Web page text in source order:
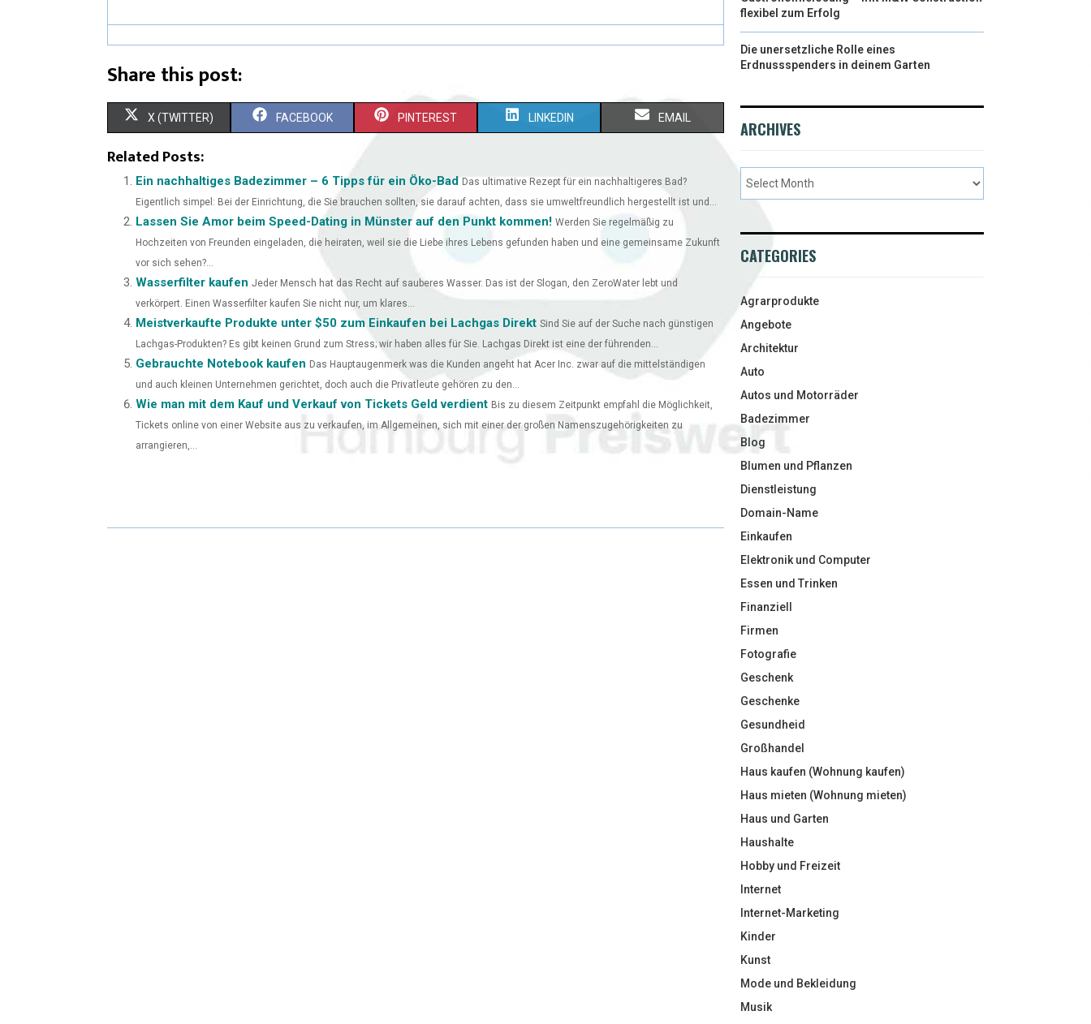
Share this post:
X (TWITTER) FACEBOOK PINTEREST LINKEDIN EMAIL
Related Posts:
Ein nachhaltiges Badezimmer – 6 Tipps für ein Öko-Bad Das ultimative Rezept für ein nachhaltigeres Bad?
Eigentlich simpel: Bei der Einrichtung, die Sie brauchen sollten, sie darauf achten, dass sie umweltfreundlich hergestellt ist und...
Lassen Sie Amor beim Speed-Dating in Münster auf den Punkt kommen! Werden Sie regelmäßig zu
Hochzeiten von Freunden eingeladen, die heiraten, weil sie die Liebe ihres Lebens gefunden haben und eine gemeinsame Zukunft
vor sich sehen?...
Wasserfilter kaufen Jeder Mensch hat das Recht auf sauberes Wasser. Das ist der Slogan, den ZeroWater lebt und
verkörpert. Einen Wasserfilter kaufen Sie nicht nur, um klares...
Meistverkaufte Produkte unter $50 zum Einkaufen bei Lachgas Direkt Sind Sie auf der Suche nach günstigen
Lachgas-Produkten? Es gibt keinen Grund zum Stress; wir haben alles für Sie. Lachgas Direkt ist eine der führenden...
Gebrauchte Notebook kaufen Das Hauptaugenmerk was die Kunden angeht hat Acer Inc. zwar auf die mittelständigen
und auch kleinen Unternehmen gerichtet, doch auch die Privatleute gehören zu den...
Wie man mit dem Kauf und Verkauf von Tickets Geld verdient Bis zu diesem Zeitpunkt empfahl die Möglichkeit,
Tickets online von einer Website aus zu verkaufen, im Allgemeinen, sich mit einer der großen Namenszugehörigkeiten zu
arrangieren,...
flexibel zum Erfolg
Die unersetzliche Rolle eines
Erdnussspenders in deinem Garten
ARCHIVES
CATEGORIES
Agrarprodukte
Angebote
Architektur
Auto
Autos und Motorräder
Badezimmer
Blog
Blumen und Pflanzen
Dienstleistung
Domain-Name
Einkaufen
Elektronik und Computer
Essen und Trinken
Finanziell
Firmen
Fotografie
Geschenk
Geschenke
Gesundheid
Großhandel
Haus kaufen (Wohnung kaufen)
Haus mieten (Wohnung mieten)
Haus und Garten
Haushalte
Hobby und Freizeit
Internet
Internet-Marketing
Kinder
Kunst
Mode und Bekleidung
Musik